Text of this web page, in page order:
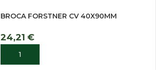
BROCA FORSTNER CV 40X90MM
24,21 €
ADICIONAR